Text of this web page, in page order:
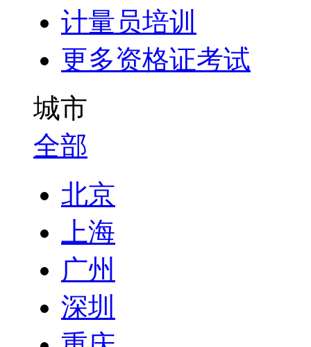
计量员培训
更多资格证考试
城市
全部
北京
上海
广州
深圳